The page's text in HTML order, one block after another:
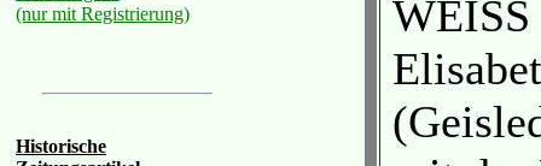
(nur mit Registrierung)
Historische
WEISS